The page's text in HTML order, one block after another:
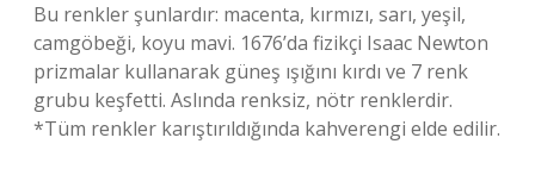
Bu renkler şunlardır: macenta, kırmızı, sarı, yeşil,
camgöbeği, koyu mavi. 1676’da fizikçi Isaac Newton
prizmalar kullanarak güneş ışığını kırdı ve 7 renk
grubu keşfetti. Aslında renksiz, nötr renklerdir.
*Tüm renkler karıştırıldığında kahverengi elde edilir.